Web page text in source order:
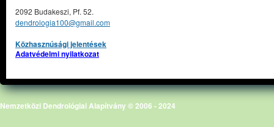
2092 Budakeszi, Pf. 52.
dendrologia100@gmail.com
Közhasznúsági jelentések
Adatvédelmi nyilatkozat
Nemzetközi Dendrológiai Alapítvány © 2006 - 2024